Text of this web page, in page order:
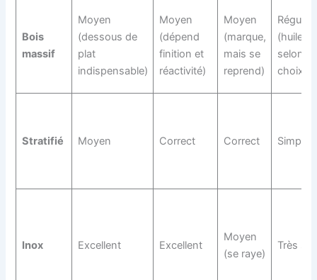
Bois
massif
Moyen
(dessous de
plat
indispensable)
Moyen
(dépend
finition et
réactivité)
Moyen
(marque,
mais se
reprend)
Régulier
(huile/
selon
choix)
Stratifié Moyen Correct Correct Simple
Inox Excellent Excellent
Moyen
(se raye)
Très